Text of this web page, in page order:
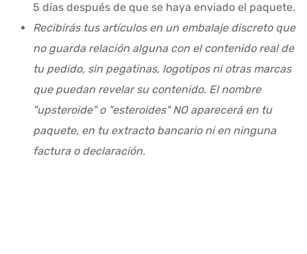
5 días después de que se haya enviado el paquete.
Recibirás tus artículos en un embalaje discreto que
no guarda relación alguna con el contenido real de
tu pedido, sin pegatinas, logotipos ni otras marcas
que puedan revelar su contenido. El nombre
"upsteroide" o "esteroides" NO aparecerá en tu
paquete, en tu extracto bancario ni en ninguna
factura o declaración.